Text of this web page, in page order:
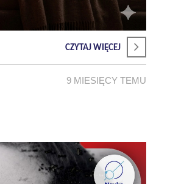
CZYTAJ WIĘCEJ
9 MIESIĘCY TEMU